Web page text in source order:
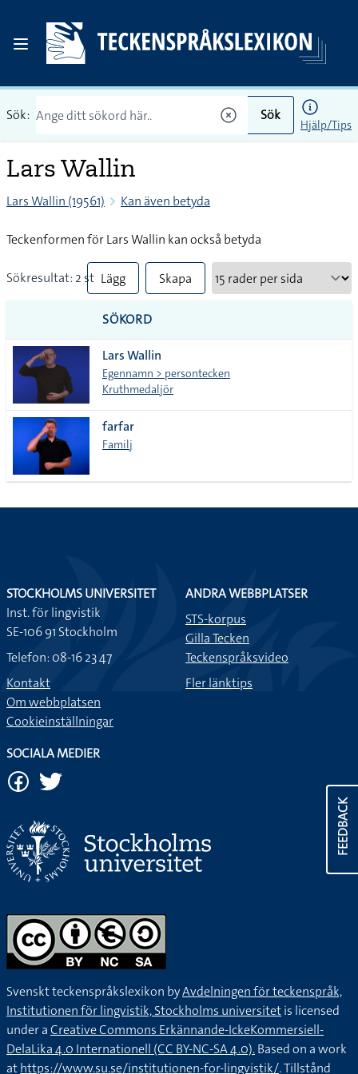
Sök: Sök
Hjälp/Tips
Lars Wallin
Lars Wallin (19561) Kan även betyda
Teckenformen för Lars Wallin kan också betyda
Sökresultat: 2 st Lägg
till
alla i
lista
Skapa
SÖKORD
Lars Wallin
Egennamn > persontecken
Kruthmedaljör
farfar
Familj
FEEDBACK
STOCKHOLMS UNIVERSITET
Inst. för lingvistik
SE-106 91 Stockholm
Telefon: 08-16 23 47
Kontakt
Om webbplatsen
Cookieinställningar
ANDRA WEBBPLATSER
STS-korpus
Gilla Tecken
Teckenspråksvideo
Fler länktips
SOCIALA MEDIER
Svenskt teckenspråkslexikon byAvdelningen för teckenspråk,
Institutionen för lingvistik, Stockholms universitetis licensed
under aCreative Commons Erkännande-IckeKommersiell-
DelaLika 4.0 Internationell (CC BY-NC-SA 4.0).Based on a work
athttps://www.su.se/institutionen-for-lingvistik/. Tillstånd